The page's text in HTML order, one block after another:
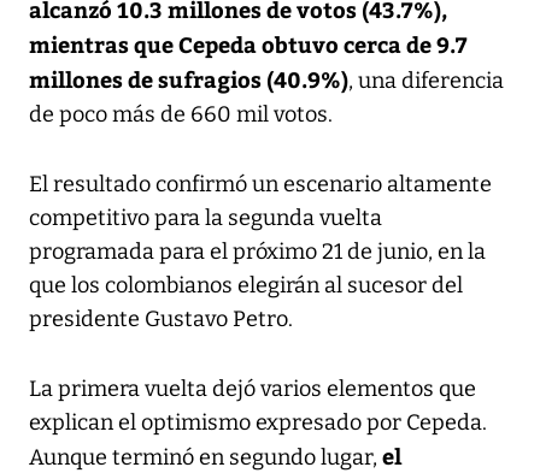
alcanzó 10.3 millones de votos (43.7%),
mientras que Cepeda obtuvo cerca de 9.7
millones de sufragios (40.9%), una diferencia
de poco más de 660 mil votos.
El resultado confirmó un escenario altamente
competitivo para la segunda vuelta
programada para el próximo 21 de junio, en la
que los colombianos elegirán al sucesor del
presidente Gustavo Petro.
La primera vuelta dejó varios elementos que
explican el optimismo expresado por Cepeda.
Aunque terminó en segundo lugar, el